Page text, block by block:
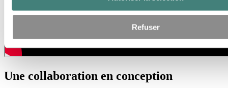
Refuser
Une collaboration en conception